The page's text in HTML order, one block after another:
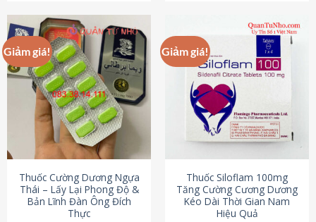
này
có
nhiều
biến
thể.
Các
tùy
chọn
có
thể
chọn
trên
trang
này
nhiều
biến
tùy
chọn
có
được
chọn
trên
trang
Giảm giá!
Thuốc Cường Dương Ngựa
Thái – Lấy Lại Phong Độ &
Bản Lĩnh Đàn Ông Đích
Thực
Giảm giá!
Thuốc Siloflam 100mg
Tăng Cường Cương Dương
Kéo Dài Thời Gian Nam
Hiệu Quả